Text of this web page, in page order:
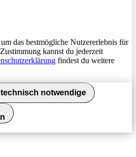
das bestmögliche Nutzererlebnis für
kannst du jederzeit
findest du weitere
technisch notwendige